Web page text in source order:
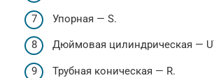
Упорная — S.
Дюймовая цилиндрическая —
Трубная коническая — R.